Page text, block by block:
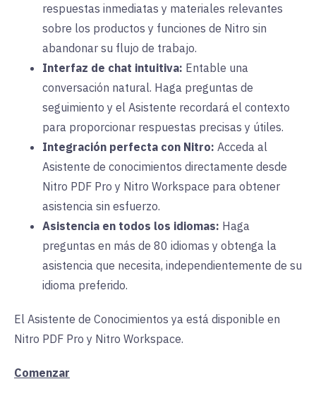
respuestas inmediatas y materiales relevantes
sobre los productos y funciones de Nitro sin
abandonar su flujo de trabajo.
Interfaz de chat intuitiva: Entable una
conversación natural. Haga preguntas de
seguimiento y el Asistente recordará el contexto
para proporcionar respuestas precisas y útiles.
Integración perfecta con Nitro: Acceda al
Asistente de conocimientos directamente desde
Nitro PDF Pro y Nitro Workspace para obtener
asistencia sin esfuerzo.
Asistencia en todos los idiomas: Haga
preguntas en más de 80 idiomas y obtenga la
asistencia que necesita, independientemente de su
idioma preferido.
El Asistente de Conocimientos ya está disponible en
Nitro PDF Pro y Nitro Workspace.
Comenzar